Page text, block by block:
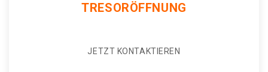
TRESORÖFFNUNG
JETZT KONTAKTIEREN